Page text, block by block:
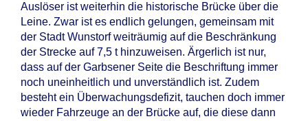
Auslöser ist weiterhin die historische Brücke über die
Leine. Zwar ist es endlich gelungen, gemeinsam mit
der Stadt Wunstorf weiträumig auf die Beschränkung
der Strecke auf 7,5 t hinzuweisen. Ärgerlich ist nur,
dass auf der Garbsener Seite die Beschriftung immer
noch uneinheitlich und unverständlich ist. Zudem
besteht ein Überwachungsdefizit, tauchen doch immer
wieder Fahrzeuge an der Brücke auf, die diese dann